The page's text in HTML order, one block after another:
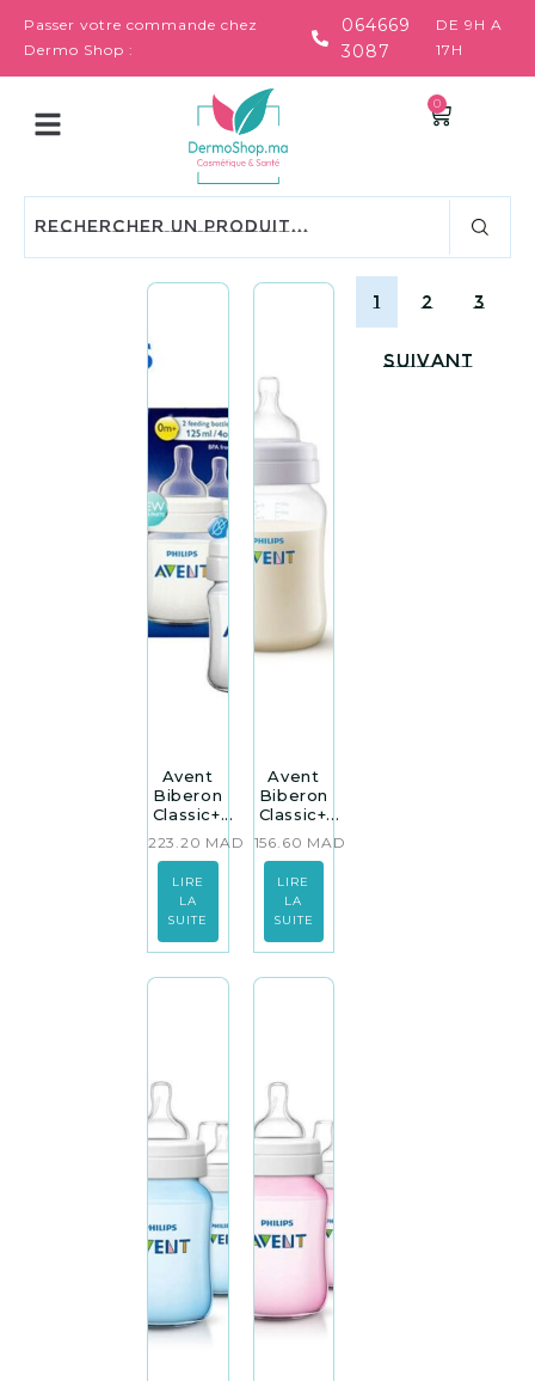
Passer votre commande chez
Dermo Shop :
064669
3087
DE 9H A
17H
0
Avent
Biberon
Classic+...
223.20 MAD
LIRE
LA
SUITE
Avent
Biberon
Classic+...
156.60 MAD
LIRE
LA
SUITE
1 2 3
Suivant